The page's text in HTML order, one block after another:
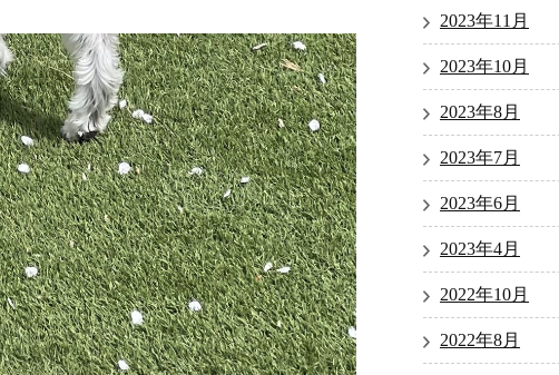
2023年11月
2023年10月
2023年8月
2023年7月
2023年6月
2023年4月
2022年10月
2022年8月